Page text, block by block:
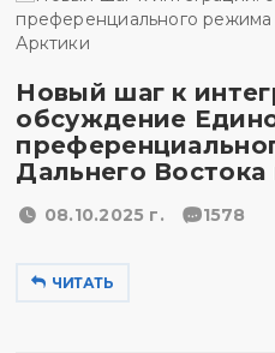
Новый шаг к
обсуждение
Дальнего Востока
08.10.2025 г. 1578
ЧИТАТЬ